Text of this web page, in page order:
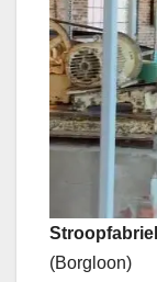
(Borgloon)